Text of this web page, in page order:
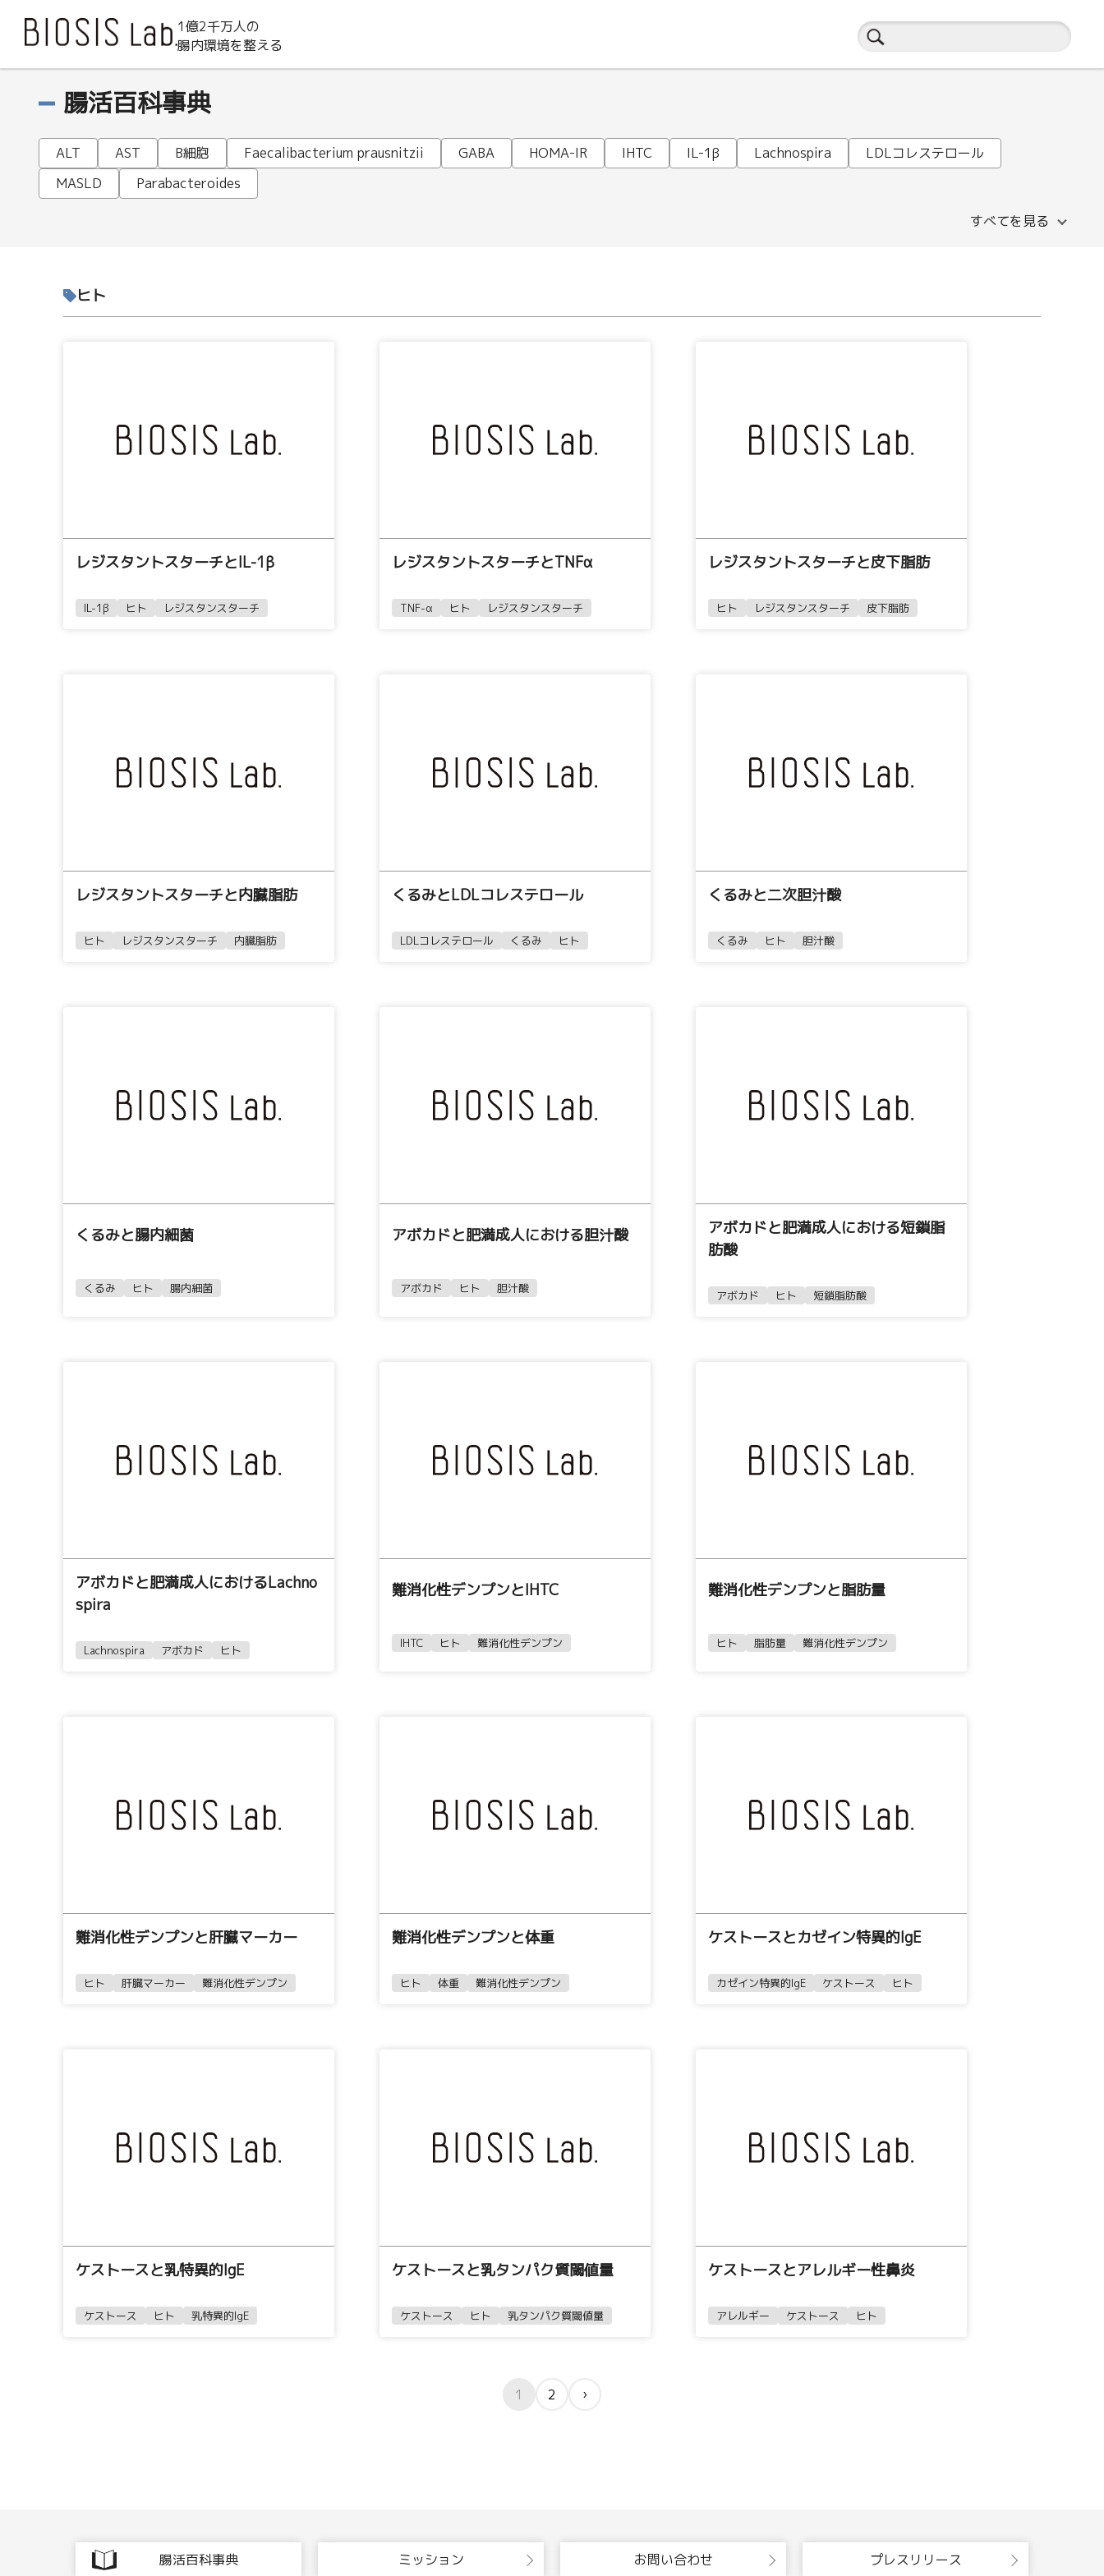
1億2千万人の
腸内環境を整える
腸活百科事典
ALT AST B細胞 Faecalibacterium prausnitzii GABA HOMA-IR IHTC IL-1β Lachnospira
LDLコレステロール
MASLD
Parabacteroides
すべてを見る
ヒト
レジスタントスターチとIL-1β
IL-1β ヒト レジスタンスターチ
レジスタントスターチとTNFα
TNF-α ヒト レジスタンスターチ
レジスタントスターチと皮下脂肪
ヒト レジスタンスターチ 皮下脂肪
レジスタントスターチと内臓脂肪
ヒト レジスタンスターチ 内臓脂肪
くるみとLDLコレステロール
LDLコレステロール くるみ ヒト
くるみと二次胆汁酸
くるみ ヒト 胆汁酸
くるみと腸内細菌
くるみ ヒト 腸内細菌
アボカドと肥満成人における胆汁酸
アボカド ヒト 胆汁酸
アボカドと肥満成人における短鎖脂
肪酸
アボカド ヒト 短鎖脂肪酸
アボカドと肥満成人におけるLachno
spira
Lachnospira アボカド ヒト
難消化性デンプンとIHTC
IHTC ヒト 難消化性デンプン
難消化性デンプンと脂肪量
ヒト 脂肪量 難消化性デンプン
難消化性デンプンと肝臓マーカー
ヒト 肝臓マーカー 難消化性デンプン
難消化性デンプンと体重
ヒト 体重 難消化性デンプン
ケストースとカゼイン特異的IgE
カゼイン特異的IgE ケストース ヒト
ケストースと乳特異的IgE
ケストース ヒト 乳特異的IgE
ケストースと乳タンパク質閾値量
ケストース ヒト 乳タンパク質閾値量
ケストースとアレルギー性鼻炎
アレルギー ケストース ヒト
1 2 ›
腸活百科事典 ミッション お問い合わせ プレスリリース